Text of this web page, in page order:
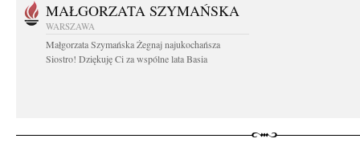
MAŁGORZATA SZYMAŃSKA
WARSZAWA
Małgorzata Szymańska Żegnaj najukochańsza
Siostro! Dziękuję Ci za wspólne lata Basia